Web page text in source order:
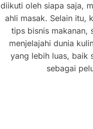
diikuti oleh siapa saja,
ahli masak. Selain itu,
tips bisnis makanan,
menjelajahi dunia
yang lebih luas, baik
sebagai